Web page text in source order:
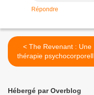
Répondre
< The Revenant : Une
thérapie psychocorporelle
au cinéma !
Hébergé par Overblog